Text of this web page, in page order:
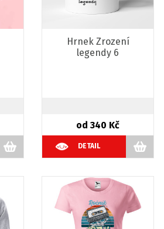
Hrnek Zrození
legendy 6
od 340 Kč
DETAIL